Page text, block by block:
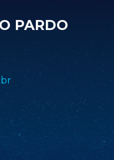
PARDO